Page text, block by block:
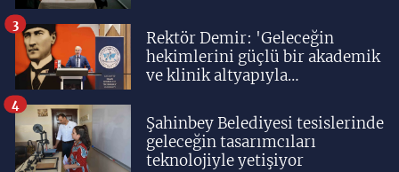
Rektör Demir: 'Geleceğin
hekimlerini güçlü bir akademik
ve klinik altyapıyla
3
Şahinbey Belediyesi tesislerinde
geleceğin tasarımcıları
teknolojiyle yetişiyor
4